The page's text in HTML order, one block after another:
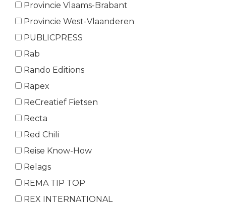
Provincie Vlaams-Brabant
Provincie West-Vlaanderen
PUBLICPRESS
Rab
Rando Editions
Rapex
ReCreatief Fietsen
Recta
Red Chili
Reise Know-How
Relags
REMA TIP TOP
REX INTERNATIONAL